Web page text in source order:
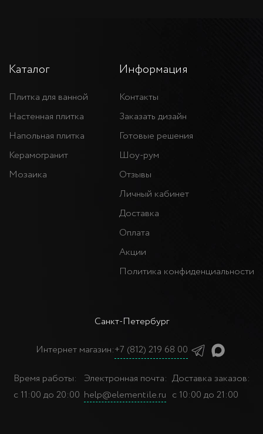
Санкт-Петербург
Интернет магазин:+7 (812) 219 68 00
Время работы:
с 11:00 до 20:00
Электронная почта:
help@elementile.ru
Доставка заказов:
с 10:00 до 21:00
Каталог
Плитка для ванной
Настенная плитка
Напольная плитка
Керамогранит
Мозаика
Информация
Контакты
Заказать дизайн
Готовые решения
Шоу-рум
Отзывы
Личный кабинет
Доставка
Оплата
Акции
Политика конфиденциальности